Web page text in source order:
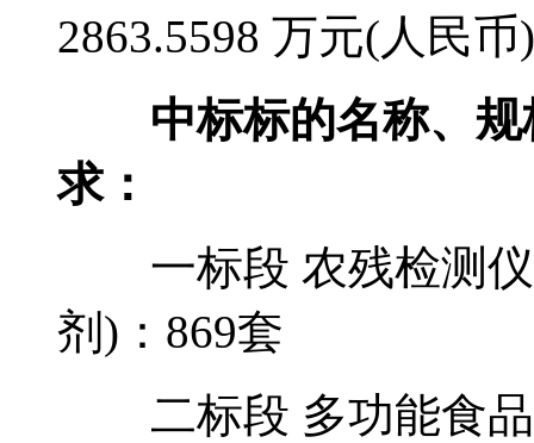
2863.5598 万元(人民
中标标的名称、
求：
一标段 农残检测仪
剂)：869套
二标段 多功能食品